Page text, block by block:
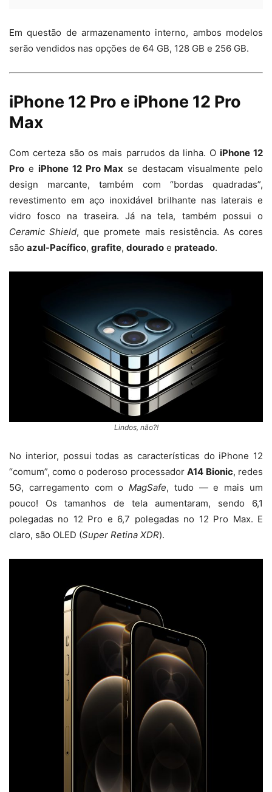
Em questão de armazenamento interno, ambos modelos
serão vendidos nas opções de 64 GB, 128 GB e 256 GB.
iPhone 12 Pro e iPhone 12 Pro
Max
Com certeza são os mais parrudos da linha. O iPhone 12
Pro e iPhone 12 Pro Max se destacam visualmente pelo
design marcante, também com “bordas quadradas”,
revestimento em aço inoxidável brilhante nas laterais e
vidro fosco na traseira. Já na tela, também possui o
Ceramic Shield, que promete mais resistência. As cores
são azul-Pacífico, grafite, dourado e prateado.
Lindos, não?!
No interior, possui todas as características do iPhone 12
“comum”, como o poderoso processador A14 Bionic, redes
5G, carregamento com oMagSafe, tudo — e mais um
pouco! Os tamanhos de tela aumentaram, sendo 6,1
polegadas no 12 Pro e 6,7 polegadas no 12 Pro Max. E
claro, são OLED (Super Retina XDR).